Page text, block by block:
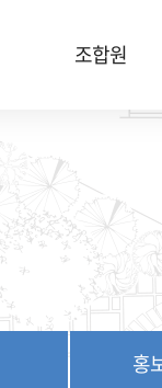
조합원
홍